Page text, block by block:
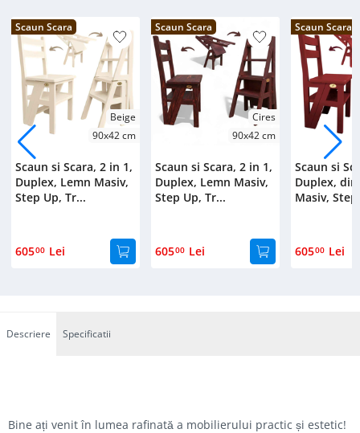
Scaun Scara
Beige
90x42 cm
Scaun si Scara, 2 in 1,
Duplex, Lemn Masiv,
Step Up, Tr...
60500 Lei
Scaun Scara
Cires
90x42 cm
Scaun si Scara, 2 in 1,
Duplex, Lemn Masiv,
Step Up, Tr...
60500 Lei
Scaun Scara
Scaun si
Duplex,
Masiv,
60500 Lei
Descriere Specificatii
Bine ați venit în lumea rafinată a mobilierului practic și estetic!